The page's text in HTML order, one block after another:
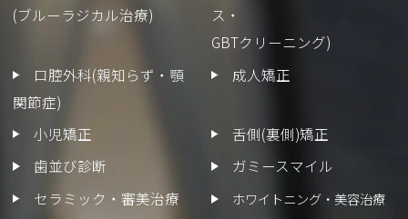
(ブルーラジカル治療)
ス・
GBTクリーニング)
口腔外科(親知らず・顎
関節症)
成人矯正
小児矯正
舌側(裏側)矯正
歯並び診断
ガミースマイル
セラミック・審美治療
ホワイトニング・美容治療